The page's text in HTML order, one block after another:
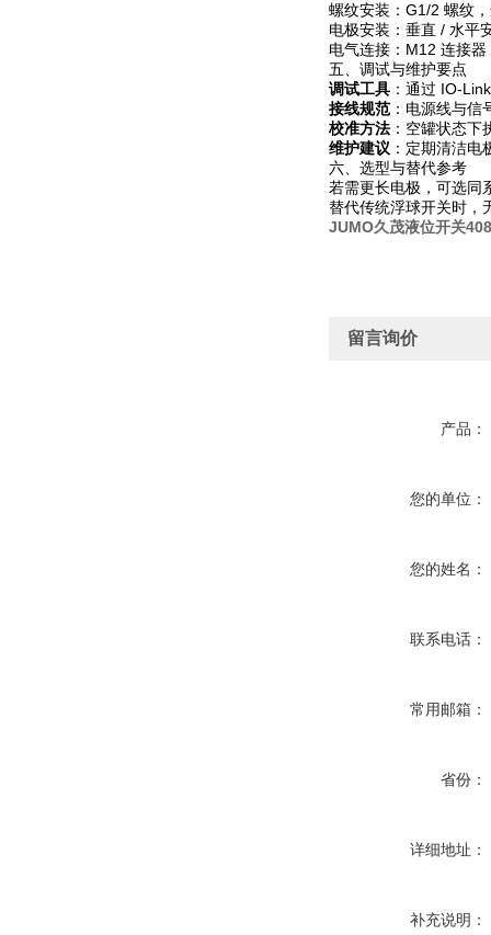
螺纹安装：G1/2 螺纹
电极安装：垂直 / 水平
电气连接：M12 连接
五、调试与维护要点
调试工具 ：通过 IO-
接线规范 ：电源线与
校准方法 ：空罐状态
维护建议 ：定期清洁
六、选型与替代参考
若需更长电极，可选同
替代传统浮球开关时，
JUMO久茂液位开关
留言询价
产品：
您的单位：
您的姓名：
联系电话：
常用邮箱：
省份：
详细地址：
补充说明：